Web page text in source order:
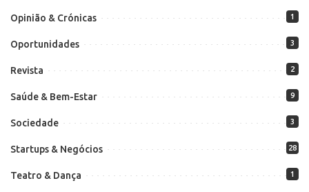
Opinião & Crónicas 1
Oportunidades 3
Revista 2
Saúde & Bem-Estar 9
Sociedade 3
Startups & Negócios 28
Teatro & Dança 1